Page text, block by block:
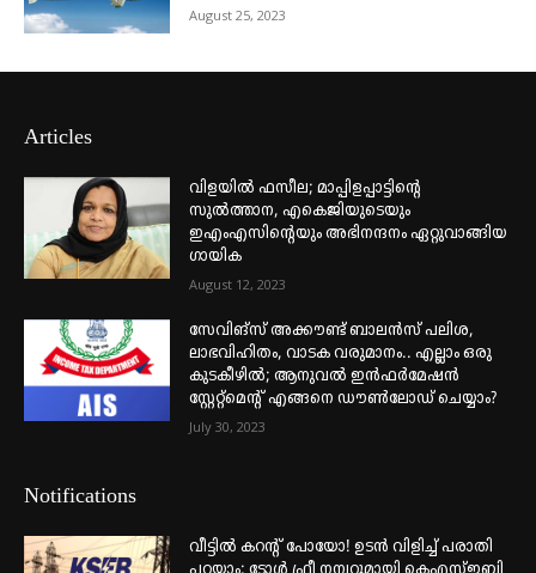
August 25, 2023
Articles
വിളയിൽ ഫസീല; മാപ്പിളപ്പാട്ടിന്റെ
സുൽത്താന, എകെജിയുടെയും
ഇഎംഎസിന്റെയും അഭിനന്ദനം ഏറ്റുവാങ്ങിയ
ഗായിക
August 12, 2023
സേവിങ്സ് അക്കൗണ്ട് ബാലൻസ് പലിശ,
ലാഭവിഹിതം, വാടക വരുമാനം.. എല്ലാം ഒരു
കുടകീഴിൽ; ആനുവൽ ഇൻഫർമേഷൻ
സ്റ്റേറ്റ്മെന്റ് എങ്ങനെ ഡൗൺലോഡ് ചെയ്യാം?
July 30, 2023
Notifications
വീട്ടില്‍ കറന്റ് പോയോ! ഉടന്‍ വിളിച്ച് പരാതി